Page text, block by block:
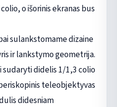
o išorinis ekranas bus
sulankstomame dizaine
ir lankstymo geometrija.
sudaryti didelis 1/1,3 colio
teleobjektyvas
didesniam